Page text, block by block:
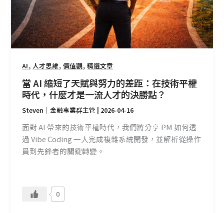
AI,人才思維,價值觀,精選文章
當 AI 縮短了天賦與努力的差距：在技術平權
時代，什麼才是一流人才的決勝點？
Steven｜金融事業群主管 | 2026-04-16
面對 AI 帶來的技術平權時代，我們將分享 PM 如何透
過 Vibe Coding 一人完成複雜系統開發，並解析從操作
員到先鋒者的關鍵轉變。
0
與
努
力
的
差
距：
技
術
平
權
時
代，